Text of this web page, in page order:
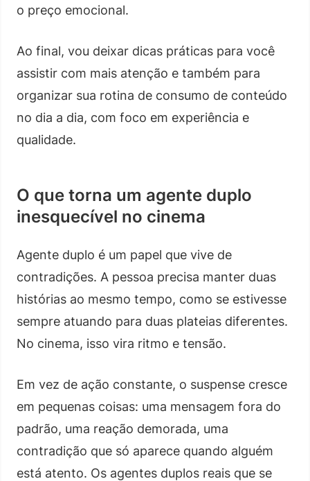
o preço emocional.
Ao final, vou deixar dicas práticas para você
assistir com mais atenção e também para
organizar sua rotina de consumo de conteúdo
no dia a dia, com foco em experiência e
qualidade.
O que torna um agente duplo
inesquecível no cinema
Agente duplo é um papel que vive de
contradições. A pessoa precisa manter duas
histórias ao mesmo tempo, como se estivesse
sempre atuando para duas plateias diferentes.
No cinema, isso vira ritmo e tensão.
Em vez de ação constante, o suspense cresce
em pequenas coisas: uma mensagem fora do
padrão, uma reação demorada, uma
contradição que só aparece quando alguém
está atento. Os agentes duplos reais que se